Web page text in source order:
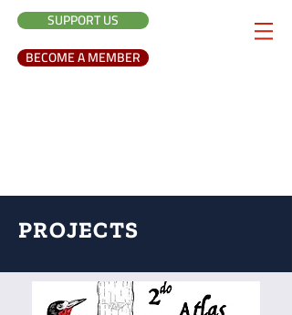
SUPPORT US
BECOME A MEMBER
PROJECTS